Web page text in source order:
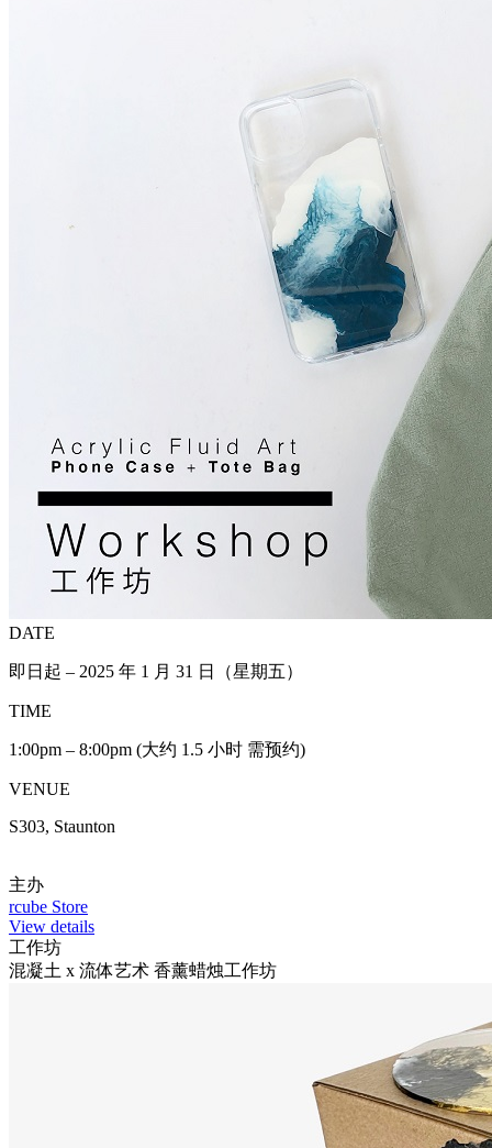
DATE
即日起 – 2025 年 1 月 31 日（星期五）
TIME
1:00pm – 8:00pm (大约 1.5 小时 需预约)
VENUE
S303, Staunton
主办
rcube Store
View details
工作坊
混凝土 x 流体艺术 香薰蜡烛工作坊